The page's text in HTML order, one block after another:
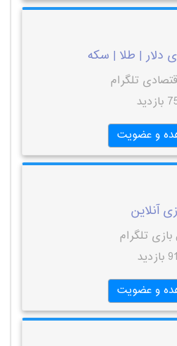
دلار | طلا | سکه
تلگرام
و عضویت
آنلاین
بازی تلگرام
91 بازدید
و عضویت